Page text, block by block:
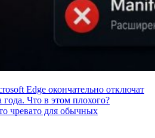
Edge окончательно отключат
Что в этом плохого?
чревато для обычных